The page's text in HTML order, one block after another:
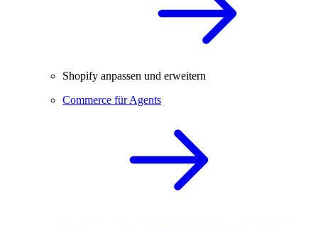
Shopify anpassen und erweitern
Commerce für Agents